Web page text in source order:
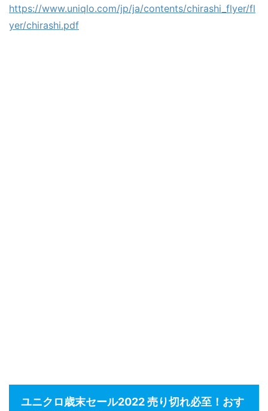
https://www.uniqlo.com/jp/ja/contents/chirashi_flyer/fl
yer/chirashi.pdf
ユニクロ歳末セール2022 売り切れ必至！おす